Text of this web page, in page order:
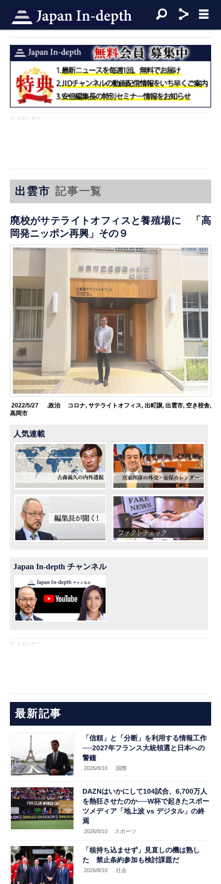
※ スポンサー
出雲市 記事一覧
廃校がサテライトオフィスと養殖場に 「高
岡発ニッポン再興」その９
2022/5/27 .政治 コロナ, サテライトオフィス, 出町譲, 出雲市, 空き校舎,
高岡市
人気連載
Japan In-depth チャンネル
※ スポンサー
最新記事
「信頼」と「分断」を利用する情報工作
──2027年フランス大統領選と日本への
警鐘
2026/8/10 .国際
DAZNはいかにして104試合、6,700万人
を熱狂させたのか──W杯で起きたスポー
ツメディア「地上波 vs デジタル」の終
焉
2026/8/10 スポーツ
「核持ち込ませず」見直しの機は熟し
た 禁止条約参加も検討課題だ
2026/8/10 .社会